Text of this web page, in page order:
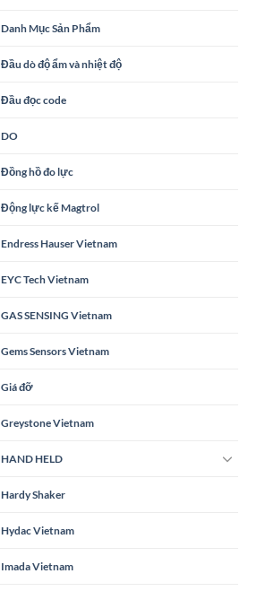
Danh Mục Sản Phẩm
Đầu dò độ ẩm và nhiệt độ
Đầu đọc code
DO
Đồng hồ đo lực
Động lực kế Magtrol
Endress Hauser Vietnam
EYC Tech Vietnam
GAS SENSING Vietnam
Gems Sensors Vietnam
Giá đỡ
Greystone Vietnam
HAND HELD
Hardy Shaker
Hydac Vietnam
Imada Vietnam